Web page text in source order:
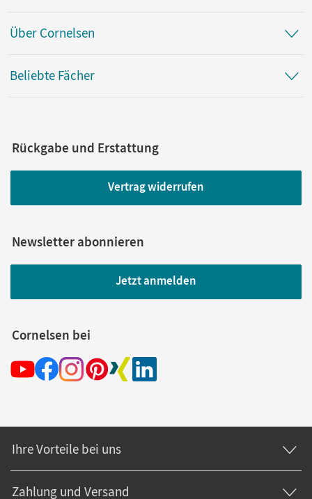
Über Cornelsen
Beliebte Fächer
Rückgabe und Erstattung
Vertrag widerrufen
Newsletter abonnieren
Jetzt anmelden
Cornelsen bei
Ihre Vorteile bei uns
Zahlung und Versand